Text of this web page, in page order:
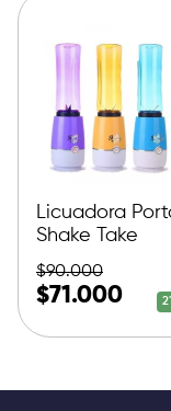
Licuadora
Shake Take
$90.000
$71.000